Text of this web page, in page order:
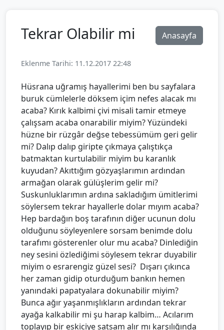
Tekrar Olabilir mi Anasayfa
Eklenme Tarihi: 11.12.2017 22:48
Hüsrana uğramış hayallerimi ben bu sayfalara
buruk cümlelerle döksem içim nefes alacak mı
acaba? Kırık kalbimi çivi misali tamir etmeye
çalışsam acaba onarabilir miyim? Yüzündeki
hüzne bir rüzgâr değse tebessümüm geri gelir
mi? Dalıp dalıp giripte çıkmaya çalıştıkça
batmaktan kurtulabilir miyim bu karanlık
kuyudan? Akıttığım gözyaşlarımın ardından
armağan olarak gülüşlerim gelir mi?
Suskunluklarımın ardına sakladığım ümitlerimi
söylersem tekrar hayallerle dolar mıyım acaba?
Hep bardağın boş tarafının diğer ucunun dolu
olduğunu söyleyenlere sorsam benimde dolu
tarafımı gösterenler olur mu acaba? Dinlediğin
ney sesini özlediğimi söylesem tekrar duyabilir
miyim o esrarengiz güzel sesi? Dışarı çıkınca
her zaman gidip oturduğum bankın hemen
yanındaki papatyalara dokunabilir miyim?
Bunca ağır yaşanmışlıkların ardından tekrar
ayağa kalkabilir mi şu harap kalbim… Acılarım
toplayıp bir eskiciye satsam alır mı karşılığında